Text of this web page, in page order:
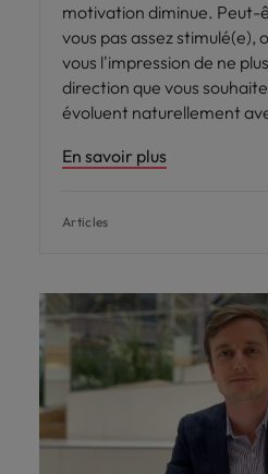
motivation diminue. Peut-
vous pas assez stimulé(e),
vous l'impression de ne
direction que vous
évoluent naturellement
En savoir plus
Articles